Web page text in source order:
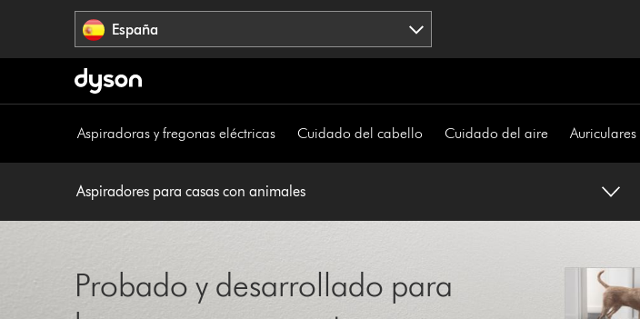
España
Aspiradoras y fregonas eléctricas Cuidado del cabello Cuidado del aire Auriculares
Aspiradores para casas con animales
Probado y desarrollado para